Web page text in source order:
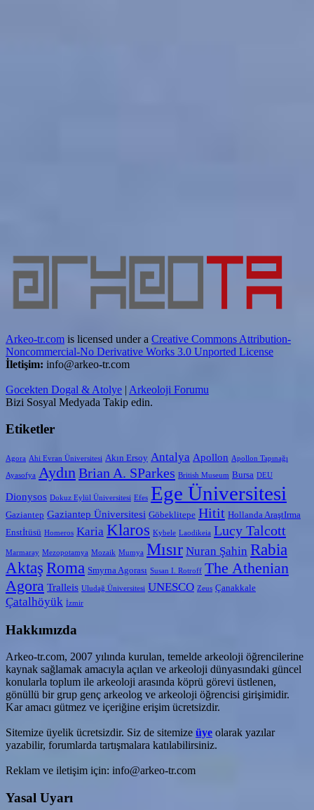
Arkeo-tr.com is licensed under a Creative Commons Attribution-
Noncommercial-No Derivative Works 3.0 Unported License
İletişim: info@arkeo-tr.com
Gocekten Dogal & Atolye | Arkeoloji Forumu
Bizi Sosyal Medyada Takip edin.
Etiketler
Agora Ahi Evran Üniversitesi Akın Ersoy Antalya Apollon Apollon Tapınağı
Ayasofya AydınBrian A. SParkes British Museum Bursa DEU
Dionysos Dokuz Eylül Üniversitesi Efes Ege Üniversitesi
Gaziantep Gaziantep Üniversitesi Göbeklitepe Hitit Hollanda AraştIrma
Enstİtüsü Homeros Karia Klaros Kybele Laodikeia Lucy Talcott
Marmaray Mezopotamya Mozaik Mumya Mısır Nuran Şahin Rabia
Aktaş Roma Smyrna Agorası Susan I. Rotroff The Athenian
Agora Tralleis Uludağ Üniversitesi UNESCO Zeus Çanakkale
Çatalhöyük İzmir
Hakkımızda
Arkeo-tr.com, 2007 yılında kurulan, temelde arkeoloji öğrencilerine
kaynak sağlamak amacıyla açılan ve arkeoloji dünyasındaki güncel
konularla toplum ile arkeoloji arasında köprü görevi üstlenen,
gönüllü bir grup genç arkeolog ve arkeoloji öğrencisi girişimidir.
Kar amacı gütmez ve içeriğine erişim ücretsizdir.
Sitemize üyelik ücretsizdir. Siz de sitemize üye olarak yazılar
yazabilir, forumlarda tartışmalara katılabilirsiniz.
Reklam ve iletişim için: info@arkeo-tr.com
Yasal Uyarı